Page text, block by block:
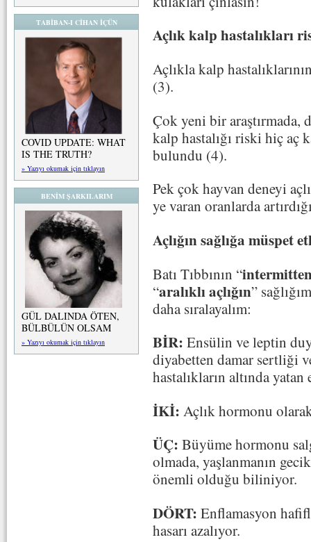
TABİBAN-I CİHAN İÇÜN
COVID UPDATE: WHAT
IS THE TRUTH?
» Yazıyı okumak için tıklayın
BENİM ŞARKILARIM
GÜL DALINDA ÖTEN,
BÜLBÜLÜN OLSAM
» Yazıyı okumak için tıklayın
Açlık kalp hastalıkları
Açlıkla kalp
(3).
Çok yeni bir araştırmada,
kalp hastalığı riski hiç aç
bulundu (4).
Pek çok hayvan deneyi
ye varan oranlarda
Açlığın sağlığa müspet
Batı Tıbbının “
“aralıklı açlığın”
daha sıralayalım:
BİR: Ensülin ve leptin
diyabetten damar sertliği
hastalıkların altında
İKİ: Açlık hormonu
ÜÇ: Büyüme hormonu
olmada, yaşlanmanın
önemli olduğu biliniyor.
DÖRT: Enflamasyon
hasarı azalıyor.